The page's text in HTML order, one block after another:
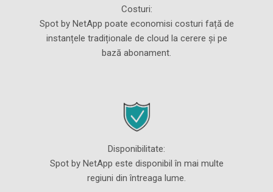
Costuri:
Spot by NetApp poate economisi costuri față de
instanțele tradiționale de cloud la cerere și pe
bază abonament.
Disponibilitate:
Spot by NetApp este disponibil în mai multe
regiuni din întreaga lume.